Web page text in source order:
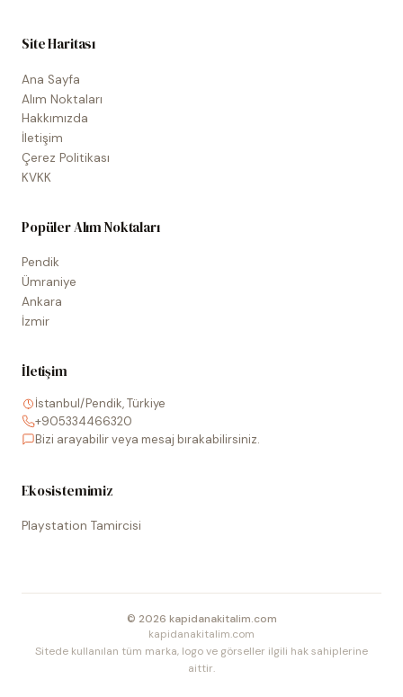
Site Haritası
Ana Sayfa
Alım Noktaları
Hakkımızda
İletişim
Çerez Politikası
KVKK
Popüler Alım Noktaları
Pendik
Ümraniye
Ankara
İzmir
İletişim
İstanbul/Pendik, Türkiye
+905334466320
Bizi arayabilir veya mesaj bırakabilirsiniz.
Ekosistemimiz
Playstation Tamircisi
© 2026 kapidanakitalim.com
kapidanakitalim.com
Sitede kullanılan tüm marka, logo ve görseller ilgili hak sahiplerine
aittir.